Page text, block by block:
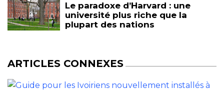
Le paradoxe d’Harvard : une
université plus riche que la
plupart des nations
ARTICLES CONNEXES